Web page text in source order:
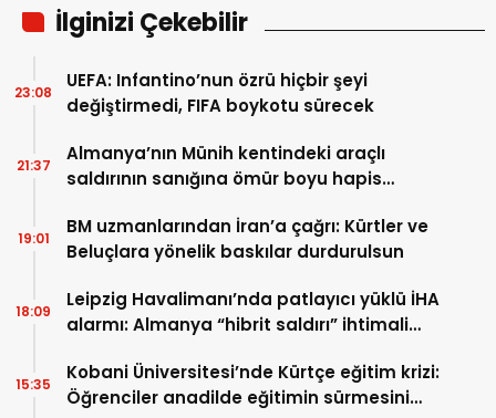
İlginizi Çekebilir
UEFA: Infantino’nun özrü hiçbir şeyi
değiştirmedi, FIFA boykotu sürecek
23:08
Almanya’nın Münih kentindeki araçlı
saldırının sanığına ömür boyu hapis
21:37
BM uzmanlarından İran’a çağrı: Kürtler ve
Beluçlara yönelik baskılar durdurulsun
19:01
Leipzig Havalimanı’nda patlayıcı yüklü İHA
alarmı: Almanya “hibrit saldırı” ihtimali
18:09
Kobani Üniversitesi’nde Kürtçe eğitim krizi:
Öğrenciler anadilde eğitimin sürmesini
15:35